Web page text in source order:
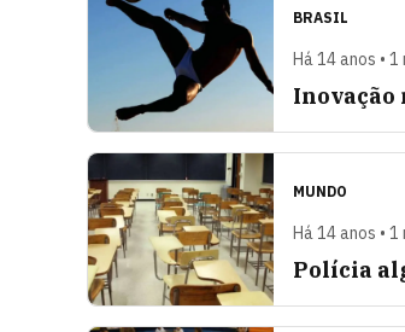
BRASIL
Há 14 anos •
Inovação
MUNDO
Há 14 anos •
Polícia